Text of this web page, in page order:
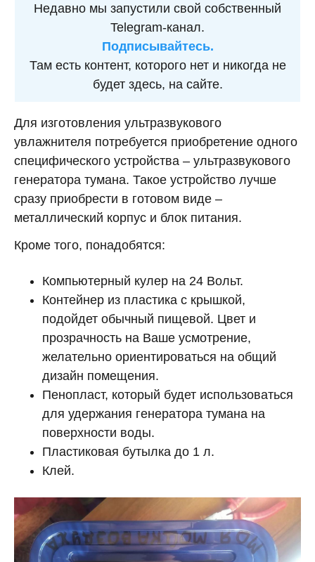
Недавно мы запустили свой собственный
Telegram-канал.
Подписывайтесь.
Там есть контент, которого нет и никогда не
будет здесь, на сайте.
Для изготовления ультразвукового
увлажнителя потребуется приобретение одного
специфического устройства – ультразвукового
генератора тумана. Такое устройство лучше
сразу приобрести в готовом виде –
металлический корпус и блок питания.
Кроме того, понадобятся:
Компьютерный кулер на 24 Вольт.
Контейнер из пластика с крышкой,
подойдет обычный пищевой. Цвет и
прозрачность на Ваше усмотрение,
желательно ориентироваться на общий
дизайн помещения.
Пенопласт, который будет использоваться
для удержания генератора тумана на
поверхности воды.
Пластиковая бутылка до 1 л.
Клей.